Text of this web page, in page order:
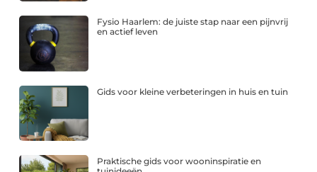
Fysio Haarlem: de juiste stap naar een pijnvrij
en actief leven
Gids voor kleine verbeteringen in huis en tuin
Praktische gids voor wooninspiratie en